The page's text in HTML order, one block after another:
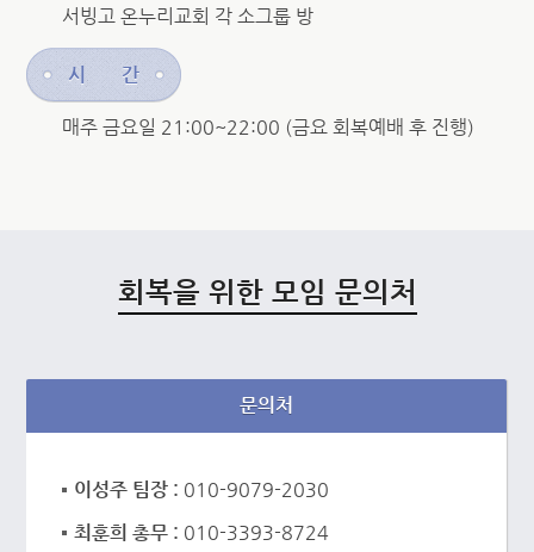
서빙고 온누리교회 각 소그룹 방
시 간
매주 금요일 21:00~22:00 (금요 회복예배 후 진행)
회복을 위한 모임 문의처
문의처
이성주 팀장 : 010-9079-2030
최훈희 총무 : 010-3393-8724